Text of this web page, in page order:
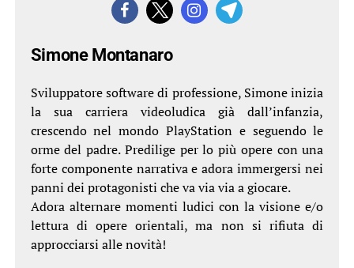
Simone Montanaro
Sviluppatore software di professione, Simone inizia
la sua carriera videoludica già dall’infanzia,
crescendo nel mondo PlayStation e seguendo le
orme del padre. Predilige per lo più opere con una
forte componente narrativa e adora immergersi nei
panni dei protagonisti che va via via a giocare.
Adora alternare momenti ludici con la visione e/o
lettura di opere orientali, ma non si rifiuta di
approcciarsi alle novità!